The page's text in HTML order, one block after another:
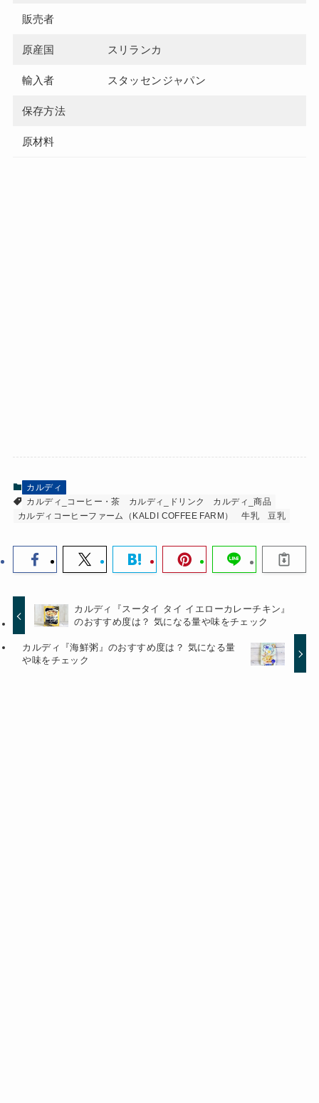
販売者
原産国 スリランカ
輸入者 スタッセンジャパン
保存方法
原材料
カルディ
カルディ_コーヒー・茶
カルディ_ドリンク
カルディ_商品
カルディコーヒーファーム（KALDI COFFEE FARM）
牛乳 豆乳
カルディ『スータイ タイ イエローカレーチキン』
のおすすめ度は？ 気になる量や味をチェック
カルディ『海鮮粥』のおすすめ度は？ 気になる量
や味をチェック